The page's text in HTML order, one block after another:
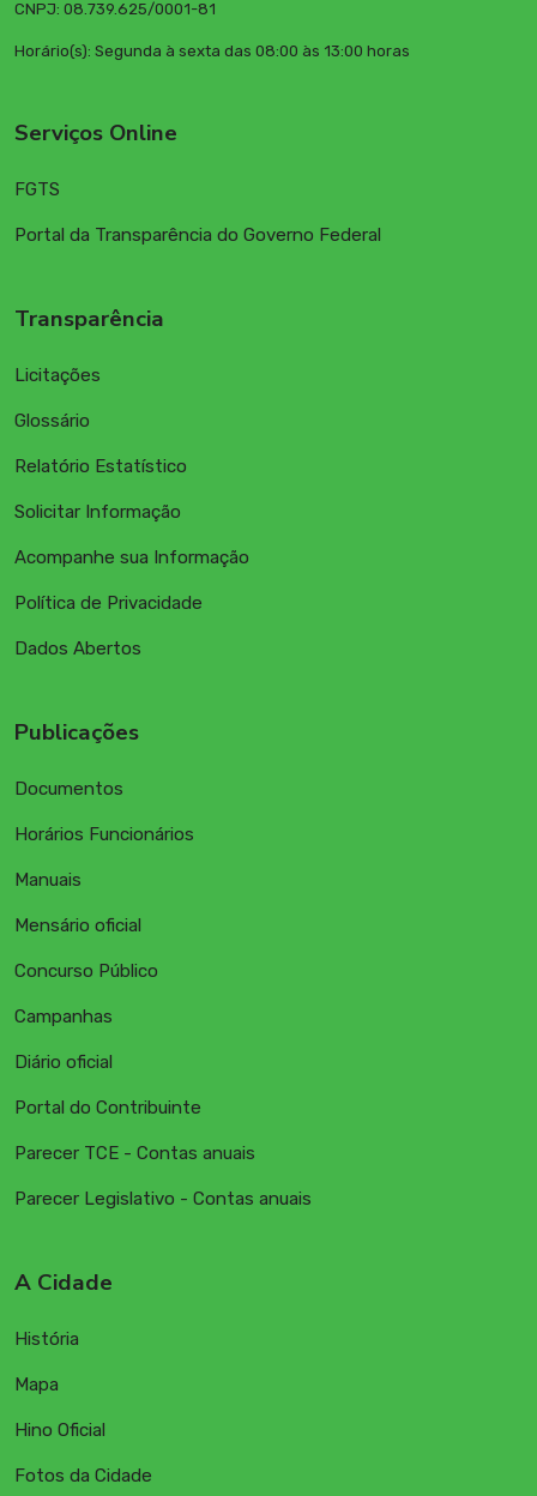
CNPJ: 08.739.625/0001-81
Horário(s): Segunda à sexta das 08:00 às 13:00 horas
Serviços Online
FGTS
Portal da Transparência do Governo Federal
Transparência
Licitações
Glossário
Relatório Estatístico
Solicitar Informação
Acompanhe sua Informação
Política de Privacidade
Dados Abertos
Publicações
Documentos
Horários Funcionários
Manuais
Mensário oficial
Concurso Público
Campanhas
Diário oficial
Portal do Contribuinte
Parecer TCE - Contas anuais
Parecer Legislativo - Contas anuais
A Cidade
História
Mapa
Hino Oficial
Fotos da Cidade